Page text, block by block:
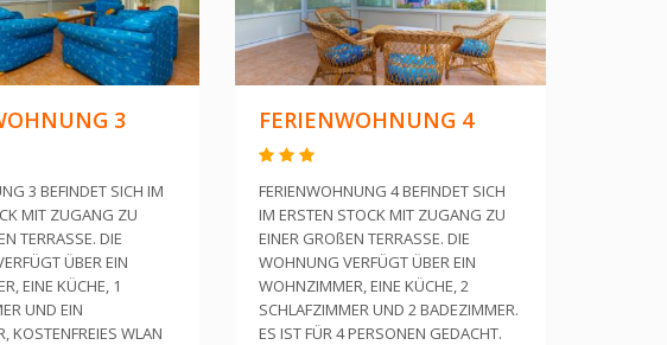
3
3 BEFINDET SICH IM
MIT ZUGANG ZU
TERRASSE. DIE
ÜBER EIN
EINE KÜCHE, 1
UND EIN
KOSTENFREIES WLAN
FERIENWOHNUNG 4
FERIENWOHNUNG 4 BEFINDET SICH
IM ERSTEN STOCK MIT ZUGANG ZU
EINER GROßEN TERRASSE. DIE
WOHNUNG VERFÜGT ÜBER EIN
WOHNZIMMER, EINE KÜCHE, 2
SCHLAFZIMMER UND 2 BADEZIMMER.
ES IST FÜR 4 PERSONEN GEDACHT.